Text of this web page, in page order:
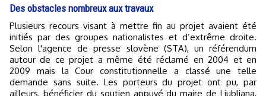
Des obstacles nombreux aux travaux
Plusieurs recours visant à mettre fin au projet avaient été
initiés par des groupes nationalistes et d’extrême droite.
Selon l'agence de presse slovène (STA), un référendum
autour de ce projet a même été réclamé en 2004 et en
2009 mais la Cour constitutionnelle a classé une telle
demande sans suite. Les porteurs du projet ont pu, par
ailleurs, bénéficier du soutien appuyé du maire de Ljubljana,